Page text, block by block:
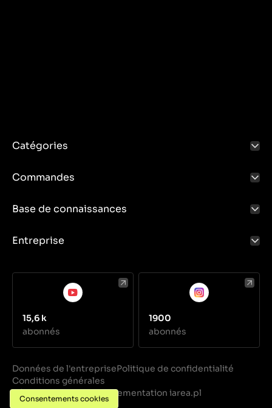
Catégories
Commandes
Base de connaissances
Entreprise
15,6 k
abonnés
1900
abonnés
Données de l'entreprisePolitique de confidentialité
Conditions générales
Réalisation
Implementation iarea.pl
Consentements cookies